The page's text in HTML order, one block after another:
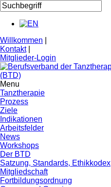
Willkommen
Kontakt|
Mitglieder-Login
Menu
Tanztherapie
Prozess
Ziele
Indikationen
Arbeitsfelder
News
Workshops
Der BTD
Satzung, Standards, Ethikkodex
Mitgliedschaft
Fortbildungsordnung